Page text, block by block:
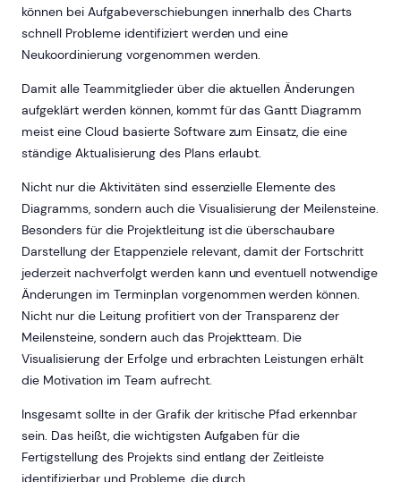
können bei Aufgabeverschiebungen innerhalb des Charts
schnell Probleme identifiziert werden und eine
Neukoordinierung vorgenommen werden.
Damit alle Teammitglieder über die aktuellen Änderungen
aufgeklärt werden können, kommt für das Gantt Diagramm
meist eine Cloud basierte Software zum Einsatz, die eine
ständige Aktualisierung des Plans erlaubt.
Nicht nur die Aktivitäten sind essenzielle Elemente des
Diagramms, sondern auch die Visualisierung der Meilensteine.
Besonders für die Projektleitung ist die überschaubare
Darstellung der Etappenziele relevant, damit der Fortschritt
jederzeit nachverfolgt werden kann und eventuell notwendige
Änderungen im Terminplan vorgenommen werden können.
Nicht nur die Leitung profitiert von der Transparenz der
Meilensteine, sondern auch das Projektteam. Die
Visualisierung der Erfolge und erbrachten Leistungen erhält
die Motivation im Team aufrecht.
Insgesamt sollte in der Grafik der kritische Pfad erkennbar
sein. Das heißt, die wichtigsten Aufgaben für die
Fertigstellung des Projekts sind entlang der Zeitleiste
identifizierbar und Probleme, die durch